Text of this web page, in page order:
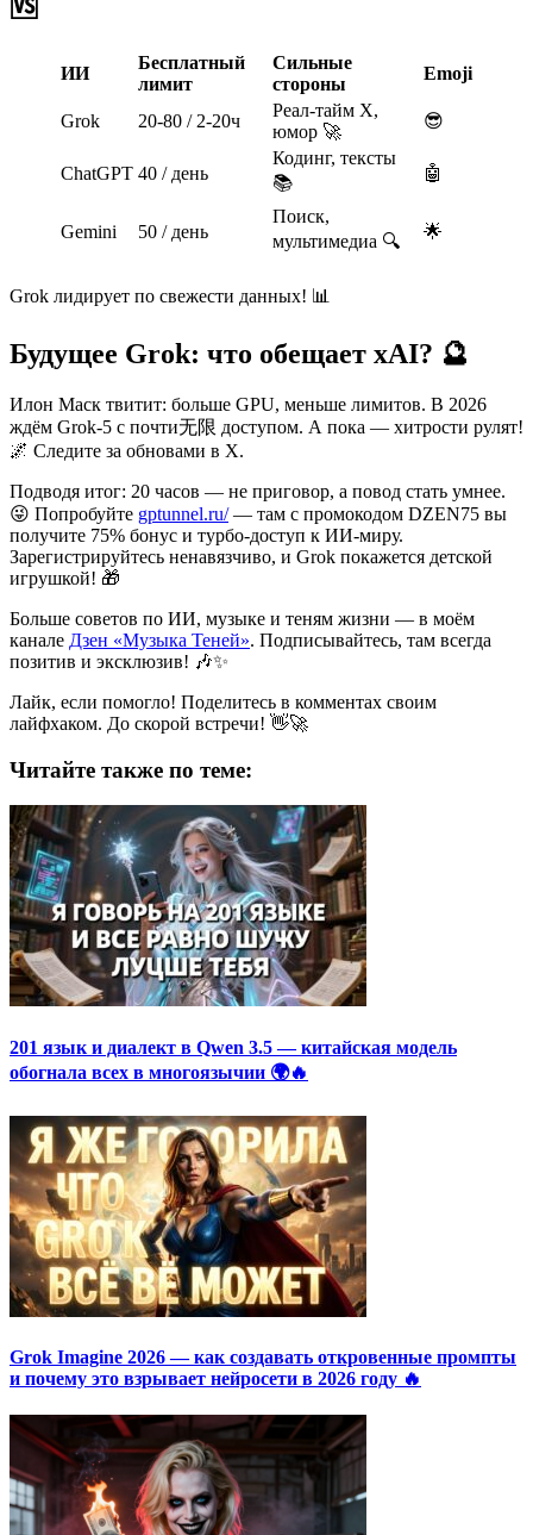
🆚
ИИ
Бесплатный
лимит
Сильные
стороны
Emoji
Grok 20-80 / 2-20ч
Реал-тайм X,
юмор 🚀
😎
ChatGPT 40 / день
Кодинг, тексты
📚
🤖
Gemini 50 / день
Поиск,
мультимедиа 🔍
🌟
Grok лидирует по свежести данных! 📊
Будущее Grok: что обещает xAI? 🔮
Илон Маск твитит: больше GPU, меньше лимитов. В 2026
ждём Grok-5 с почти无限 доступом. А пока — хитрости рулят!
🌌 Следите за обновами в X.
Подводя итог: 20 часов — не приговор, а повод стать умнее.
😜 Попробуйте gptunnel.ru/— там с промокодом DZEN75 вы
получите 75% бонус и турбо-доступ к ИИ-миру.
Зарегистрируйтесь ненавязчиво, и Grok покажется детской
игрушкой! 🎁
Больше советов по ИИ, музыке и теням жизни — в моём
канале Дзен «Музыка Теней». Подписывайтесь, там всегда
позитив и эксклюзив! 🎶✨
Лайк, если помогло! Поделитесь в комментах своим
лайфхаком. До скорой встречи! 👋🚀
Читайте также по теме:
201 язык и диалект в Qwen 3.5 — китайская модель
обогнала всех в многоязычии 🌍🔥
Grok Imagine 2026 — как создавать откровенные промпты
и почему это взрывает нейросети в 2026 году 🔥